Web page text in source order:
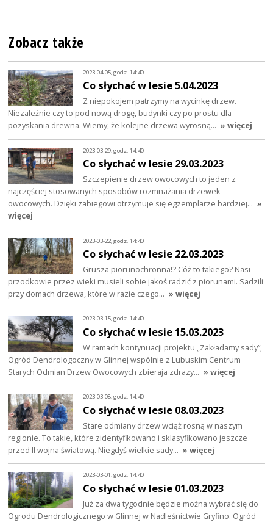
Zobacz także
2023-04-05, godz. 14:40
Co słychać w lesie 5.04.2023
Z niepokojem patrzymy na wycinkę drzew.
Niezależnie czy to pod nową drogę, budynki czy po prostu dla
pozyskania drewna. Wiemy, że kolejne drzewa wyrosną… » więcej
2023-03-29, godz. 14:40
Co słychać w lesie 29.03.2023
Szczepienie drzew owocowych to jeden z
najczęściej stosowanych sposobów rozmnażania drzewek
owocowych. Dzięki zabiegowi otrzymuje się egzemplarze bardziej… »
więcej
2023-03-22, godz. 14:40
Co słychać w lesie 22.03.2023
Grusza piorunochronna!? Cóż to takiego? Nasi
przodkowie przez wieki musieli sobie jakoś radzić z piorunami. Sadzili
przy domach drzewa, które w razie czego… » więcej
2023-03-15, godz. 14:40
Co słychać w lesie 15.03.2023
W ramach kontynuacji projektu „Zakładamy sady”,
Ogród Dendrologoczny w Glinnej wspólnie z Lubuskim Centrum
Starych Odmian Drzew Owocowych zbieraja zdrazy… » więcej
2023-03-08, godz. 14:40
Co słychać w lesie 08.03.2023
Stare odmiany drzew wciąż rosną w naszym
regionie. To takie, które zidentyfikowano i sklasyfikowano jeszcze
przed II wojna światową. Niegdyś wielkie sady… » więcej
2023-03-01, godz. 14:40
Co słychać w lesie 01.03.2023
Już za dwa tygodnie będzie można wybrać się do
Ogrodu Dendrologicznego w Glinnej w Nadleśnictwie Gryfino. Ogród